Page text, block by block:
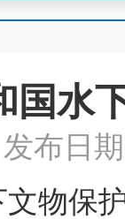
国水
发布日
物保